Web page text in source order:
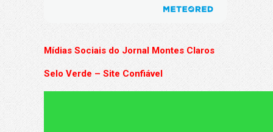
Mídias Sociais do Jornal Montes Claros
Selo Verde – Site Confiável